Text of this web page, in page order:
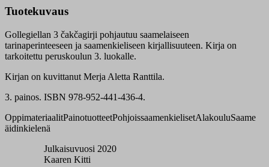
Tuotekuvaus
Gollegiellan 3 čakčagirji pohjautuu saamelaiseen
tarinaperinteeseen ja saamenkieliseen kirjallisuuteen. Kirja on
tarkoitettu peruskoulun 3. luokalle.
Kirjan on kuvittanut Merja Aletta Ranttila.
3. painos. ISBN 978-952-441-436-4.
OppimateriaalitPainotuotteetPohjoissaamenkielisetAlakouluSaame
äidinkielenä
Julkaisuvuosi 2020
Kaaren Kitti